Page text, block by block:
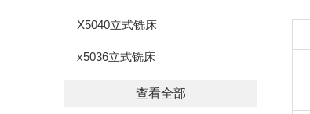
X5040立式铣床
x5036立式铣床
查看全部